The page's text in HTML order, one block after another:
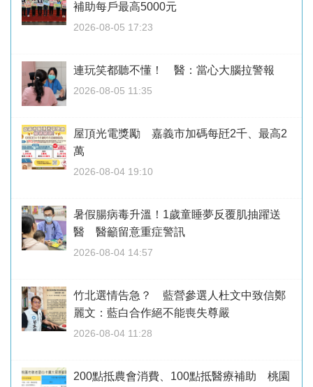
補助每戶最高5000元
2026-08-05 17:23
連玩笑都聽不懂！ 醫：當心大腦拉警報
2026-08-05 11:35
屋頂光電獎勵 嘉義市加碼每瓩2千、最高2
萬
2026-08-04 19:10
暑假腸病毒升溫！1歲童睡夢反覆肌抽躍送
醫 醫籲留意重症警訊
2026-08-04 14:57
竹北選情告急？ 藍營參選人杜文中致信鄭
麗文：藍白合作絕不能喪失尊嚴
2026-08-04 11:28
200點抵農會消費、100點抵醫療補助 桃園